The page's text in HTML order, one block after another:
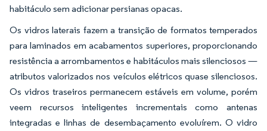
habitáculo sem adicionar persianas opacas.
Os vidros laterais fazem a transição de formatos temperados
para laminados em acabamentos superiores, proporcionando
resistência a arrombamentos e habitáculos mais silenciosos —
atributos valorizados nos veículos elétricos quase silenciosos.
Os vidros traseiros permanecem estáveis em volume, porém
veem recursos inteligentes incrementais como antenas
integradas e linhas de desembaçamento evoluírem. O vidro